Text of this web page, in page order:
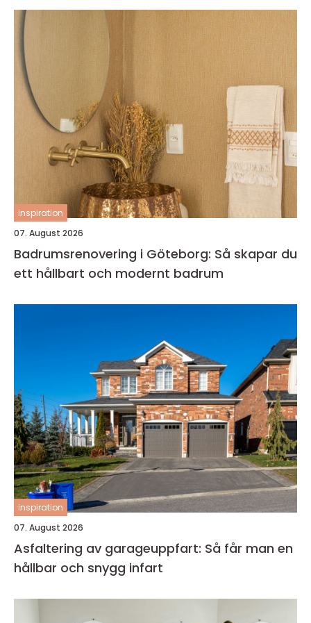
inspiration
07. August 2026
Badrumsrenovering i Göteborg: Så skapar du
ett hållbart och modernt badrum
inspiration
07. August 2026
Asfaltering av garageuppfart: Så får man en
hållbar och snygg infart